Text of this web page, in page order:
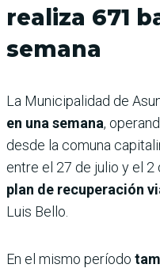
realiza 671
semana
La Municipalidad de
en una semana,
desde la comuna
entre el 27 de julio y el 2
plan de recuperación
Luis Bello.
En el mismo período